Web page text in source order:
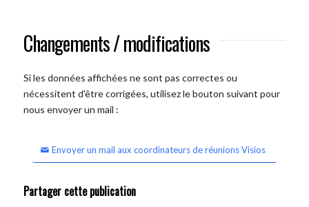
Changements / modifications
Si les données affichées ne sont pas correctes ou
nécessitent d'être corrigées, utilisez le bouton suivant pour
nous envoyer un mail :
Envoyer un mail aux coordinateurs de réunions Visios
Partager cette publication